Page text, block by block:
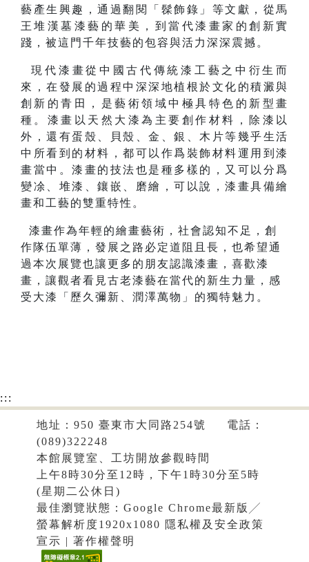
藝產生興趣，通過翻閱「髹飾錄」等文獻，從馬
王堆漢墓漆藝的華美，到當代漆畫家的創新實
踐，被這門千年技藝的包容與活力深深震撼。
現代漆畫從中國古代傳統漆工藝之中衍生而
來，在發展的過程中深深地植根於文化的積澱與
創新的青田，是藝術領域中極具特色的新型畫
種。漆畫以天然大漆為主要創作材料，除漆以
外，還有蛋殼、貝殼、金、銀、木片等幾乎生活
中所看到的材料，都可以作爲裝飾材料運用到漆
畫當中。漆畫的技法也是種多樣的，又可以分爲
變凃、堆漆、鑲嵌、磨繪，可以說，漆畫具備繪
畫和工藝的雙重特性。
漆畫作為年輕的繪畫藝術，社會認知不足，創
作隊伍單薄，發展之路必定道阻且長，也希望通
過本次展覽也讓更多的朋友認識漆畫，喜歡漆
畫，讓觀者看見古老漆藝在當代的新生力量，感
受大漆「歷久彌新、潤澤萬物」的獨特魅力。
:::
地址：950 臺東市大同路254號 電話：
(089)322248
本館展覽室、工坊開放參觀時間
上午8時30分至12時，下午1時30分至5時
(星期二公休日)
最佳瀏覽狀態：Google Chrome最新版╱
螢幕解析度1920x1080 隱私權及安全政策
宣示 | 著作權聲明